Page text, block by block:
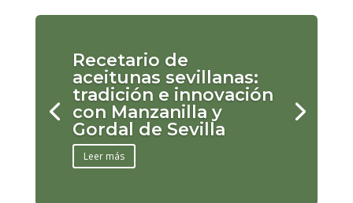
Recetario de
aceitunas sevillanas:
tradición e innovación
con Manzanilla y
Gordal de Sevilla
Leer más